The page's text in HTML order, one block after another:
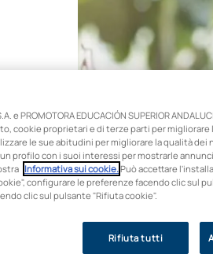
e PROMOTORA EDUCACIÓN SUPERIOR
cookie proprietari e di terze parti per migliorare
le sue abitudini per migliorare la qualità dei
profilo con i suoi interessi per mostrarle
Informativa sui cookie.Può accettare
configurare le preferenze facendo clic sul
clic sul pulsante "Rifiuta cookie".
Rifiuta tutti